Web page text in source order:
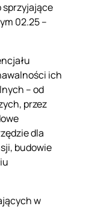
sprzyjające
02.25 –
ich
– od
przez
dla
budowie
w